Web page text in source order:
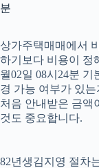
분
상가주택매매에서
하기보다 비용이 정
월02일 08시24분
경 가능 여부가 있
처음 안내받은 금액
것도 중요합니다.
82년생김지영 절차